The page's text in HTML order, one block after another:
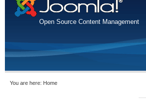
Open Source Content Management
You are here: Home